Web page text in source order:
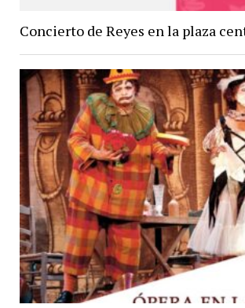
Concierto de Reyes en la plaza